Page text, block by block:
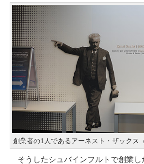
創業者の1人であるアーネスト・ザックス
そうしたシュバインフルトで創業し